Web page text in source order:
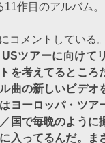
作目のアルバム。
コメントしている。
USツアーに向けて
を考えてるところ
曲の新しいビデオ
ヨーロッパ・ツア
国で毎晩のように
入ってるんだ。ま